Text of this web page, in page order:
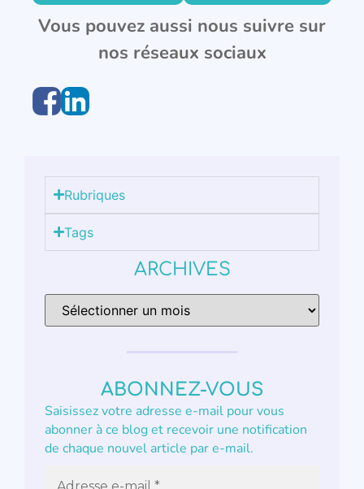
Vous pouvez aussi nous suivre sur
nos réseaux sociaux
Rubriques
Tags
ARCHIVES
ABONNEZ-VOUS
Saisissez votre adresse e-mail pour vous
abonner à ce blog et recevoir une notification
de chaque nouvel article par e-mail.